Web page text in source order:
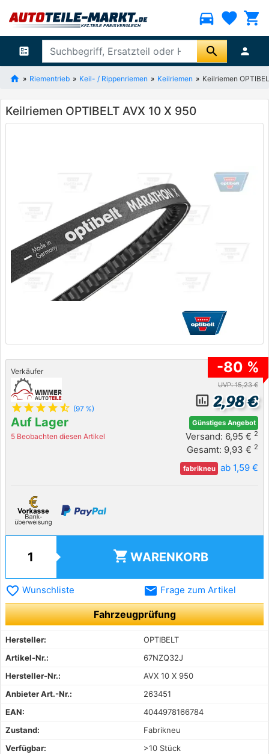
directions_car favorite shopping_cart
ballot search person
Riementrieb Keil- / Rippenriemen Keilriemen Keilriemen
Keilriemen OPTIBELT AVX 10 X 950
Verkäufer
star star star star star_half (97 %)
Auf Lager
5 Beobachten diesen Artikel
-80 %
UVP: 15,23 €
insert_chart_outlined 2,98 €
Günstiges Angebot
Versand: 6,95 € 2
Gesamt: 9,93 € 2
fabrikneu ab 1,59 €
shopping_cart WARENKORB
favorite_border Wunschliste email Frage zum Artikel
Fahrzeugprüfung
Hersteller:
OPTIBELT
Artikel-Nr.:
67NZQ32J
Hersteller-Nr.:
AVX 10 X 950
Anbieter Art.-Nr.:
263451
EAN:
4044978166784
Zustand:
Fabrikneu
Verfügbar:
>10 Stück